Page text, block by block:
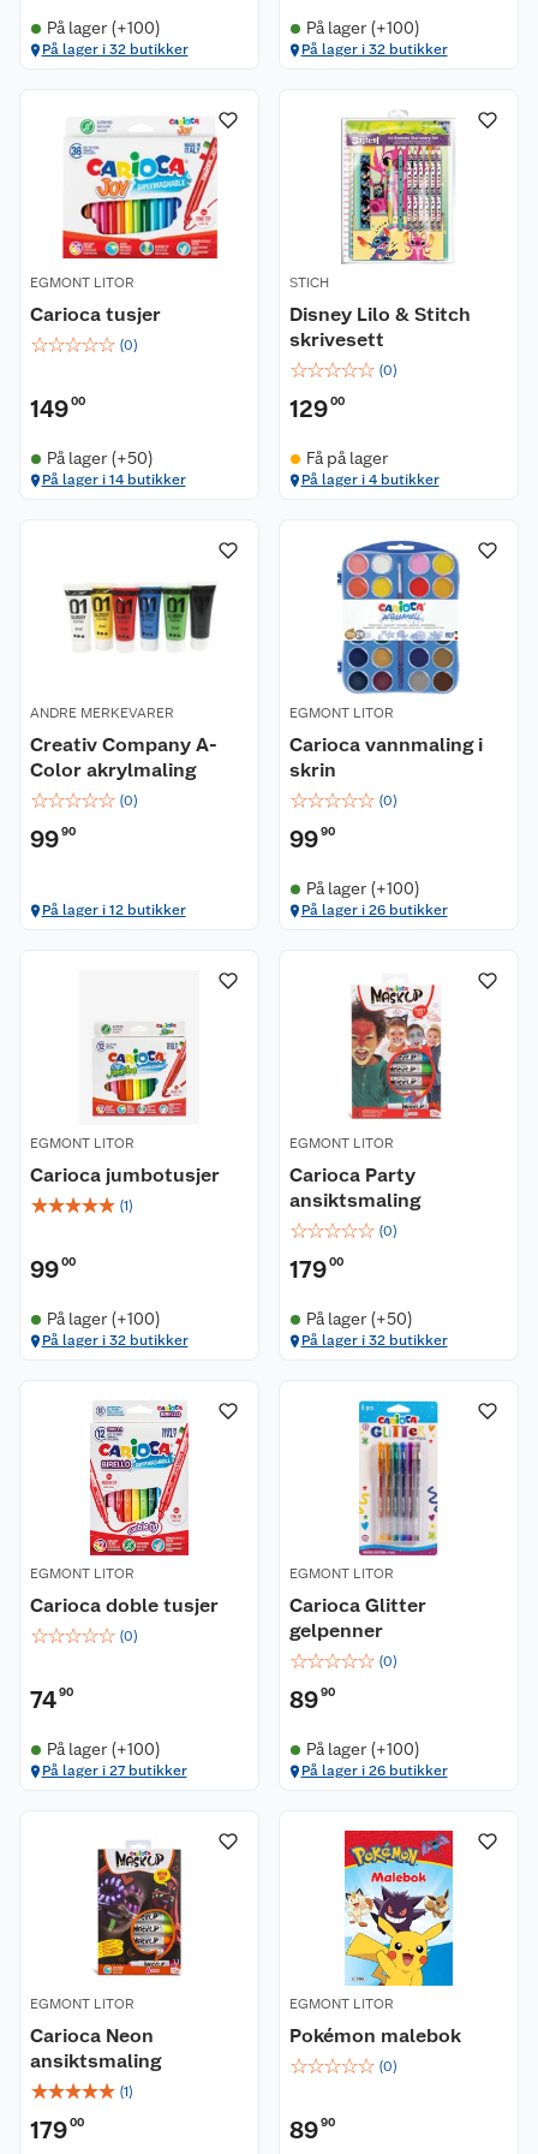
På lager (+100)
På lager i 32 butikker
På lager (+100)
På lager i 32 butikker
EGMONT LITOR
Carioca tusjer
☆☆☆☆☆ (0)
14900
På lager (+50)
På lager i 14 butikker
STICH
Disney Lilo & Stitch
skrivesett
☆☆☆☆☆ (0)
12900
Få på lager
På lager i 4 butikker
ANDRE MERKEVARER
Creativ Company A-
Color akrylmaling
☆☆☆☆☆ (0)
9990
På lager i 12 butikker
EGMONT LITOR
Carioca vannmaling i
skrin
☆☆☆☆☆ (0)
9990
På lager (+100)
På lager i 26 butikker
EGMONT LITOR
Carioca jumbotusjer
☆☆☆☆☆ (1)
9900
På lager (+100)
På lager i 32 butikker
EGMONT LITOR
Carioca Party
ansiktsmaling
☆☆☆☆☆ (0)
17900
På lager (+50)
På lager i 32 butikker
EGMONT LITOR
Carioca doble tusjer
☆☆☆☆☆ (0)
7490
På lager (+100)
På lager i 27 butikker
EGMONT LITOR
Carioca Glitter
gelpenner
☆☆☆☆☆ (0)
8990
På lager (+100)
På lager i 26 butikker
EGMONT LITOR
Carioca Neon
ansiktsmaling
☆☆☆☆☆ (1)
17900
EGMONT LITOR
Pokémon malebok
☆☆☆☆☆ (0)
8990
Om oss
Nyheter
Våre butikker
Coop kjeder
Ledige stillinger
Kundeservice
Kontakt oss
Angre- og returrett
Reklamasjon og garanti
Betalingsalternativer
Leveringsalternativer
Åpent kjøp